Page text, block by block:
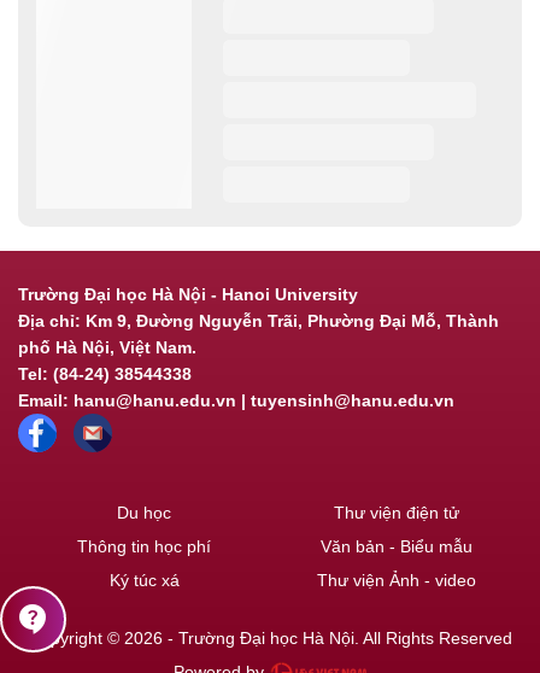
Trường Đại học Hà Nội - Hanoi University
Địa chỉ: Km 9, Đường Nguyễn Trãi, Phường Đại Mỗ, Thành
phố Hà Nội, Việt Nam.
Tel: (84-24) 38544338
Email: hanu@hanu.edu.vn | tuyensinh@hanu.edu.vn
Du học
Thông tin học phí
Ký túc xá
Thư viện điện tử
Văn bản - Biểu mẫu
Thư viện Ảnh - video
Copyright © 2026 - Trường Đại học Hà Nội. All Rights Reserved
contact_support